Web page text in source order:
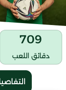
709
دقائق اللعب